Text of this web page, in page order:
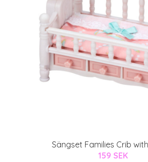
Sängset Families Crib
159 SEK